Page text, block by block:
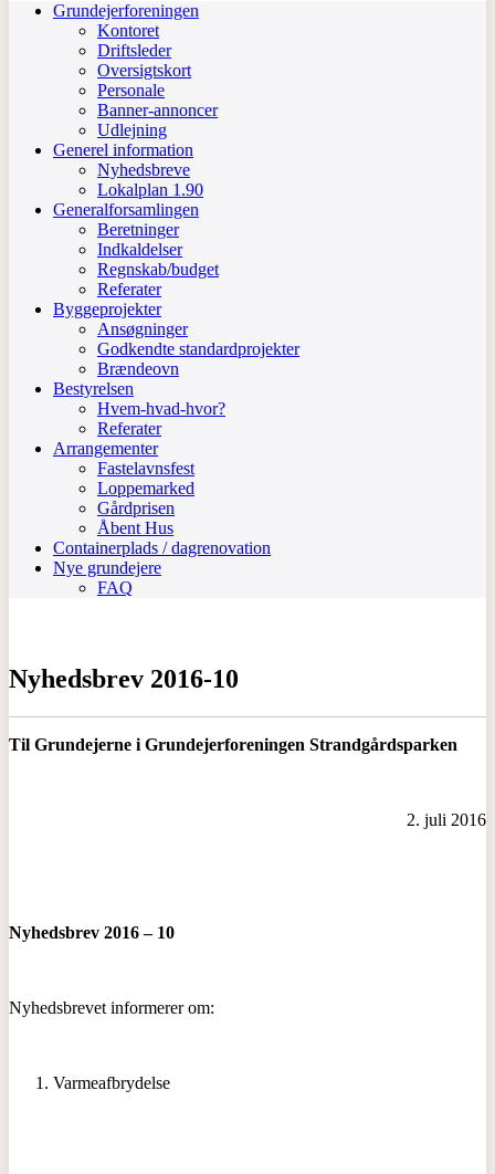
Grundejerforeningen
Kontoret
Driftsleder
Oversigtskort
Personale
Banner-annoncer
Udlejning
Generel information
Nyhedsbreve
Lokalplan 1.90
Generalforsamlingen
Beretninger
Indkaldelser
Regnskab/budget
Referater
Byggeprojekter
Ansøgninger
Godkendte standardprojekter
Brændeovn
Bestyrelsen
Hvem-hvad-hvor?
Referater
Arrangementer
Fastelavnsfest
Loppemarked
Gårdprisen
Åbent Hus
Containerplads / dagrenovation
Nye grundejere
FAQ
Nyhedsbrev 2016-10
Til Grundejerne i Grundejerforeningen Strandgårdsparken
2. juli 2016
Nyhedsbrev 2016 – 10
Nyhedsbrevet informerer om:
Varmeafbrydelse